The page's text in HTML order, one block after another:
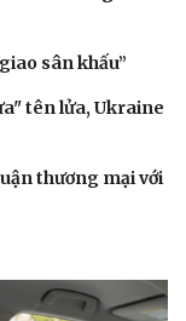
thời sự
tâm hồn
sân khấu”
tên lửa, Ukraine
thương mại với